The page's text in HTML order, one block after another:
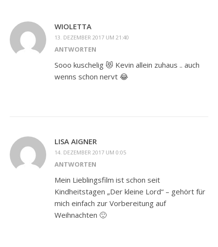
WIOLETTA
13. DEZEMBER 2017 UM 21:40
ANTWORTEN
Sooo kuschelig 😻 Kevin allein zuhaus .. auch
wenns schon nervt 😂
LISA AIGNER
14. DEZEMBER 2017 UM 0:05
ANTWORTEN
Mein Lieblingsfilm ist schon seit
Kindheitstagen „Der kleine Lord“ – gehört für
mich einfach zur Vorbereitung auf
Weihnachten 🙂